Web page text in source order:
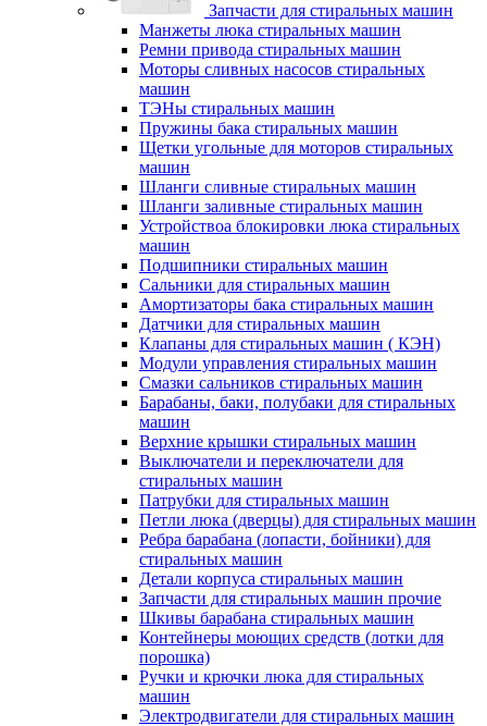
Запчасти для стиральных машин
Манжеты люка стиральных машин
Ремни привода стиральных машин
Моторы сливных насосов стиральных
машин
ТЭНы стиральных машин
Пружины бака стиральных машин
Щетки угольные для моторов стиральных
машин
Шланги сливные стиральных машин
Шланги заливные стиральных машин
Устройствоа блокировки люка стиральных
машин
Подшипники стиральных машин
Сальники для стиральных машин
Амортизаторы бака стиральных машин
Датчики для стиральных машин
Клапаны для стиральных машин ( КЭН)
Модули управления стиральных машин
Смазки сальников стиральных машин
Барабаны, баки, полубаки для стиральных
машин
Верхние крышки стиральных машин
Выключатели и переключатели для
стиральных машин
Патрубки для стиральных машин
Петли люка (дверцы) для стиральных машин
Ребра барабана (лопасти, бойники) для
стиральных машин
Детали корпуса стиральных машин
Запчасти для стиральных машин прочие
Шкивы барабана стиральных машин
Контейнеры моющих средств (лотки для
порошка)
Ручки и крючки люка для стиральных
машин
Электродвигатели для стиральных машин